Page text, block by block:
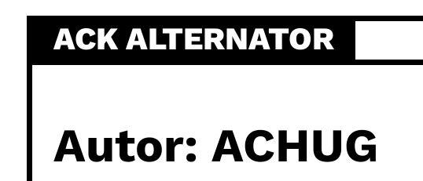
content
ACK ALTERNATOR
Autor: ACHUG